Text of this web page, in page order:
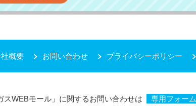
概要 お問い合わせ プライバシーポリシー
スWEBモール」に関するお問い合わせは 専用フォーム